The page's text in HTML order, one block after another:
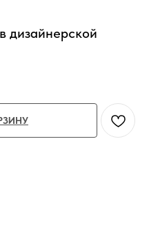
дизайнерской